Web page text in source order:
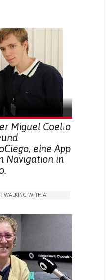
Miguel Coello
eine App
Navigation in
WALKING WITH A
WITH WEARABLE)
OR ISOLATION
INTEGRATION